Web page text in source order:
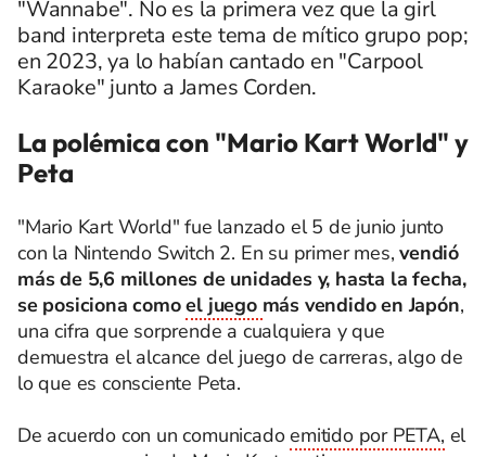
"Wannabe". No es la primera vez que la girl
band interpreta este tema de mítico grupo pop;
en 2023, ya lo habían cantado en "Carpool
Karaoke" junto a James Corden.
La polémica con "Mario Kart World" y
Peta
"Mario Kart World" fue lanzado el 5 de junio junto
con la Nintendo Switch 2. En su primer mes, vendió
más de 5,6 millones de unidades y, hasta la fecha,
se posiciona comoel juego más vendido en Japón,
una cifra que sorprende a cualquiera y que
demuestra el alcance del juego de carreras, algo de
lo que es consciente Peta.
De acuerdo con un comunicadoemitido por PETA, el